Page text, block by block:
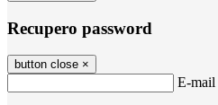
Recupero password
button close ×
E-mail